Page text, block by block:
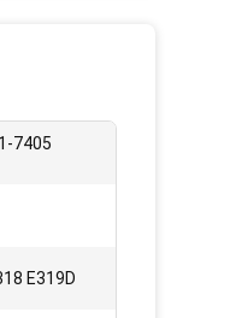
7405
E319D